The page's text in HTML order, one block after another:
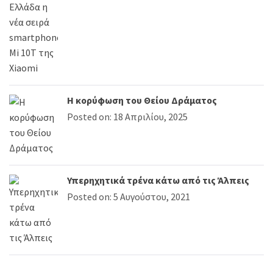
Η κορύφωση του Θείου Δράματος
Posted on: 18 Απριλίου, 2025
Υπερηχητικά τρένα κάτω από τις Άλπεις
Posted on: 5 Αυγούστου, 2021